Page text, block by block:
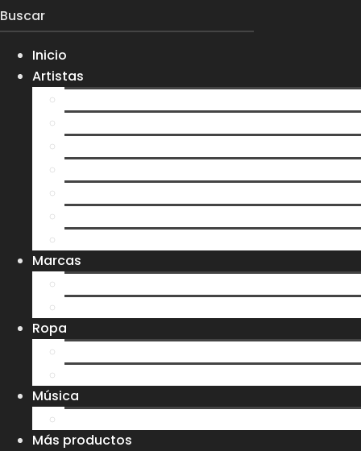
Inicio
Artistas
Marcas
Ropa
Música
Más productos